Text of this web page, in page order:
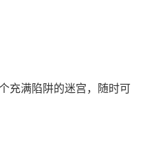
充满陷阱的迷宫，随时可